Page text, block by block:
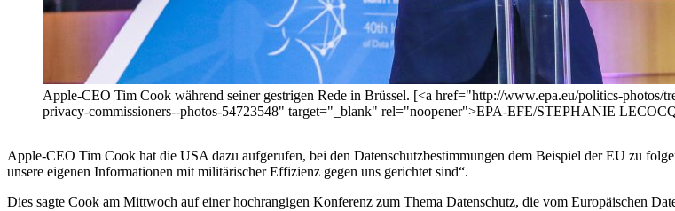
Apple-CEO Tim Cook während seiner gestrigen Rede in Brüssel. [<a href="http://www.epa.eu/politics-photos/
privacy-commissioners--photos-54723548" target="_blank" rel="noopener">EPA-EFE/STEPHANIE
Apple-CEO Tim Cook hat die USA dazu aufgerufen, bei den Datenschutzbestimmungen dem Beispiel der EU zu
unsere eigenen Informationen mit militärischer Effizienz gegen uns gerichtet sind“.
Dies sagte Cook am Mittwoch auf einer hochrangigen Konferenz zum Thema Datenschutz, die vom Europäischen